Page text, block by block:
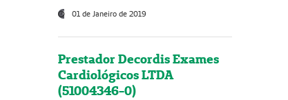
01 de Janeiro de 2019
Prestador Decordis Exames
Cardiológicos LTDA
(51004346-0)